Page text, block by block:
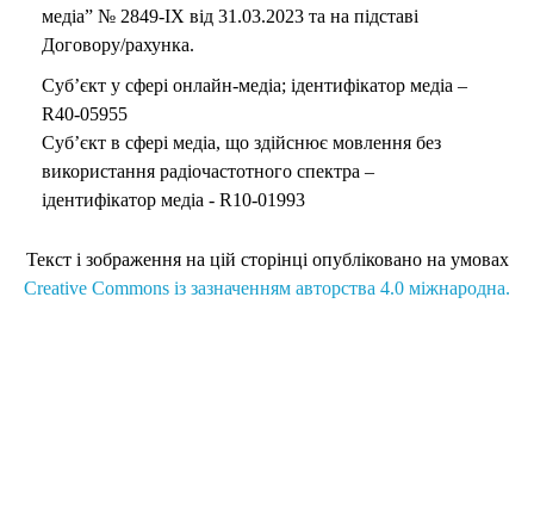
медіа” № 2849-IX від 31.03.2023 та на підставі
Договору/рахунка.
Суб’єкт у сфері онлайн-медіа; ідентифікатор медіа –
R40-05955
Суб’єкт в сфері медіа, що здійснює мовлення без
використання радіочастотного спектра –
ідентифікатор медіа - R10-01993
Текст і зображення на цій сторінці опубліковано на умовах
Creative Commons із зазначенням авторства 4.0 міжнародна.